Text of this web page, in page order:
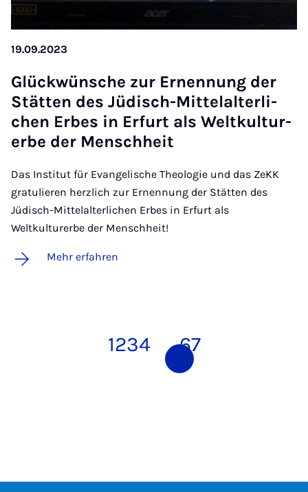
19.09.2023
Glü­ck­wün­sche zur Er­nen­nung der
Stät­ten des Jü­disch-Mit­tel­al­ter­li­
chen Er­bes in Er­furt als Welt­kul­tur­
er­be der Mensch­heit
Das Institut für Evangelische Theologie und das ZeKK
gratulieren herzlich zur Ernennung der Stätten des
Jüdisch-Mittelalterlichen Erbes in Erfurt als
Weltkulturerbe der Menschheit!
Mehr erfahren
1234 5 67